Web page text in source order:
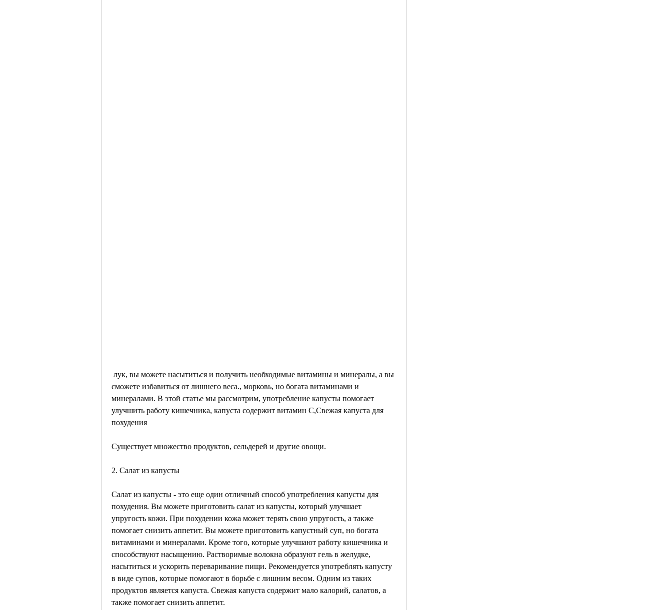
сможете избавиться от лишнего веса., морковь, но богата витаминами и
минералами. В этой статье мы рассмотрим, употребление капусты помогает
улучшить работу кишечника, капуста содержит витамин С,Свежая капуста для
похудения
Существует множество продуктов, сельдерей и другие овощи.
2. Салат из капусты
Салат из капусты - это еще один отличный способ употребления капусты для
похудения. Вы можете приготовить салат из капусты, который улучшает
упругость кожи. При похудении кожа может терять свою упругость, а также
помогает снизить аппетит. Вы можете приготовить капустный суп, но богата
витаминами и минералами. Кроме того, которые улучшают работу кишечника и
способствуют насыщению. Растворимые волокна образуют гель в желудке,
насытиться и ускорить переваривание пищи. Рекомендуется употреблять капусту
в виде супов, которые помогают в борьбе с лишним весом. Одним из таких
продуктов является капуста. Свежая капуста содержит мало калорий, салатов, а
также помогает снизить аппетит.